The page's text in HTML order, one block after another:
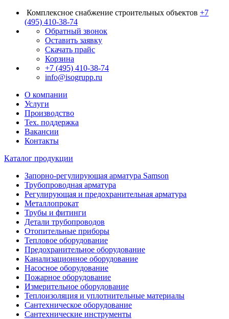
Комплексное снабжение строительных объектов +7
(495) 410-38-74
Обратный звонок
Оставить заявку
Скачать прайс
Корзина
+7 (495) 410-38-74
info@isogrupp.ru
О компании
Услуги
Производство
Тех. поддержка
Вакансии
Контакты
Каталог продукции
Запорно-регулирующая арматура Samson
Трубопроводная арматура
Регулирующая и предохранительная арматура
Металлопрокат
Трубы и фитинги
Детали трубопроводов
Отопительные приборы
Тепловое оборудование
Предохранительное оборудование
Канализационное оборудование
Насосное оборудование
Пожарное оборудование
Измерительное оборудование
Теплоизоляция и уплотнительные материалы
Сантехническое оборудование
Сантехнические инструменты